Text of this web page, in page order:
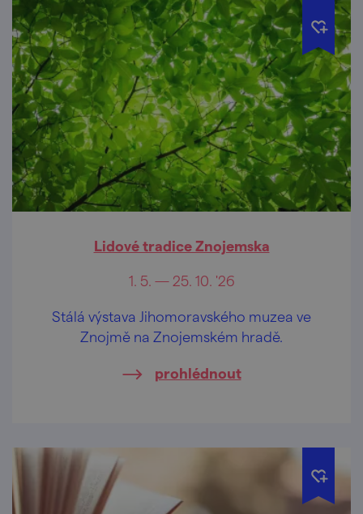
Lidové tradice Znojemska
1. 5. — 25. 10. '26
Stálá výstava Jihomoravského muzea ve
Znojmě na Znojemském hradě.
prohlédnout